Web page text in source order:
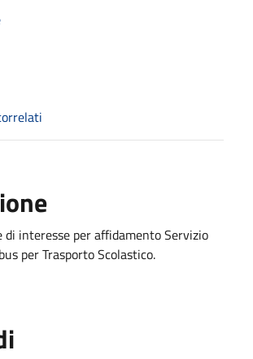
di interesse per affidamento Servizio
per Trasporto Scolastico.